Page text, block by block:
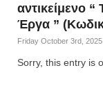
αντικείμενο
Έργα ”
Friday October 3rd, 2025
Sorry, this entry is